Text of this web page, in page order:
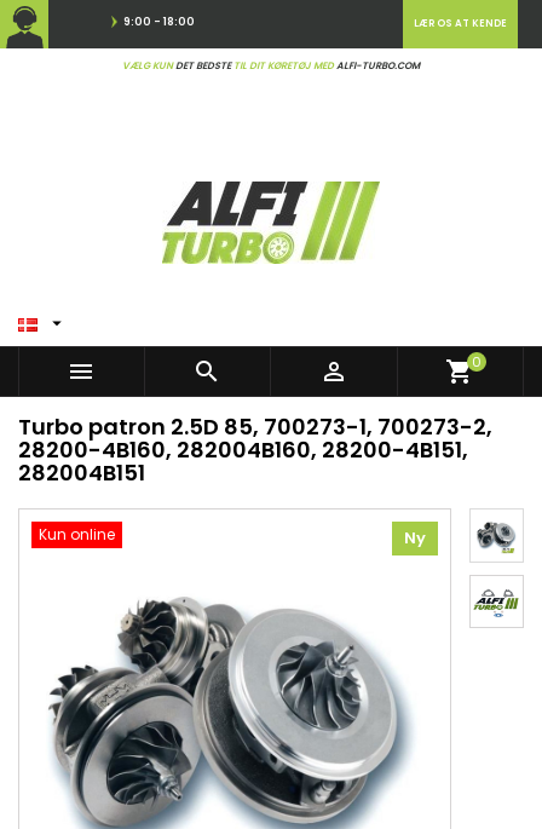
9:00 - 18:00
VÆLG KUNDET BEDSTETIL DIT KØRETØJ MEDALFI-TURBO.COM
LÆR OS AT KENDE

   shopping_cart0
Turbo patron 2.5D 85, 700273-1, 700273-2,
28200-4B160, 282004B160, 28200-4B151,
282004B151
Kun online Ny